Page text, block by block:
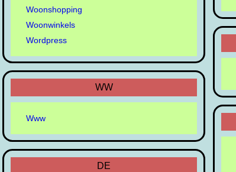
Woonshopping
Woonwinkels
Wordpress
WW
Www
DE